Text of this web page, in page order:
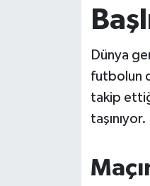
Dünya
futbolun
takip
taşınıyor.
MAGAZİN